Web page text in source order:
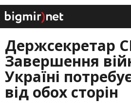
Держсекретар
Завершення
Україні
від обох сторін